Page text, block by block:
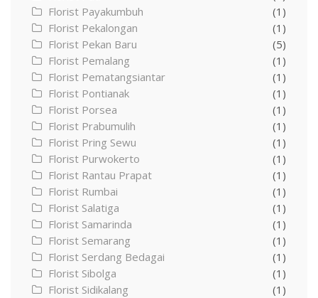
Florist Payakumbuh
(1)
Florist Pekalongan
(1)
Florist Pekan Baru
(5)
Florist Pemalang
(1)
Florist Pematangsiantar
(1)
Florist Pontianak
(1)
Florist Porsea
(1)
Florist Prabumulih
(1)
Florist Pring Sewu
(1)
Florist Purwokerto
(1)
Florist Rantau Prapat
(1)
Florist Rumbai
(1)
Florist Salatiga
(1)
Florist Samarinda
(1)
Florist Semarang
(1)
Florist Serdang Bedagai
(1)
Florist Sibolga
(1)
Florist Sidikalang
(1)